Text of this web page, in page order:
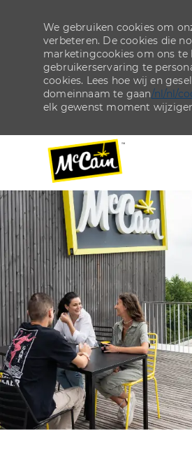
--
We gebruiken cookies om
verbeteren. De cookies die
marketingcookies om ons te
gebruikerservaring te
cookies. Lees hoe wij en
domeinnaam te gaan/nl/nl/
elk gewenst moment